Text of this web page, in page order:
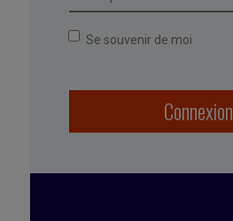
Se souvenir de moi
Connexion